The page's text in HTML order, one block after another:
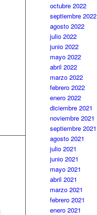
octubre 2022
septiembre 2022
agosto 2022
julio 2022
junio 2022
mayo 2022
abril 2022
marzo 2022
febrero 2022
enero 2022
diciembre 2021
noviembre 2021
septiembre 2021
agosto 2021
julio 2021
junio 2021
mayo 2021
abril 2021
marzo 2021
febrero 2021
enero 2021